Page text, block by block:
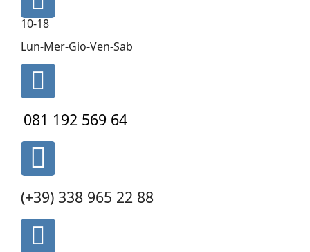
clock-
o
10-18
Lun-Mer-Gio-Ven-Sab
fa
081 192 569 64
fas
alt
(+39) 338 965 22 88
fa